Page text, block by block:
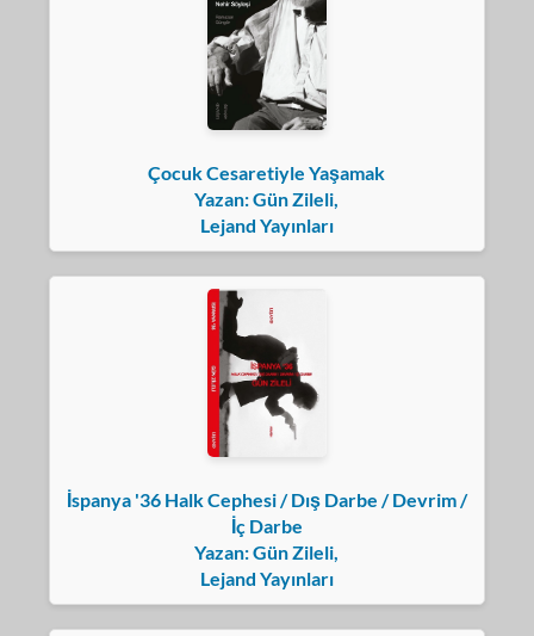
Çocuk Cesaretiyle Yaşamak
Yazan: Gün Zileli,
Lejand Yayınları
İspanya '36 Halk Cephesi / Dış Darbe / Devrim /
İç Darbe
Yazan: Gün Zileli,
Lejand Yayınları